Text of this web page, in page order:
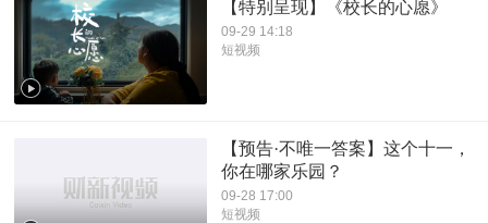
【特别呈现】《校长的心愿》
09-29 14:18
短视频
【预告·不唯一答案】这个十一，
你在哪家乐园？
09-28 17:00
短视频